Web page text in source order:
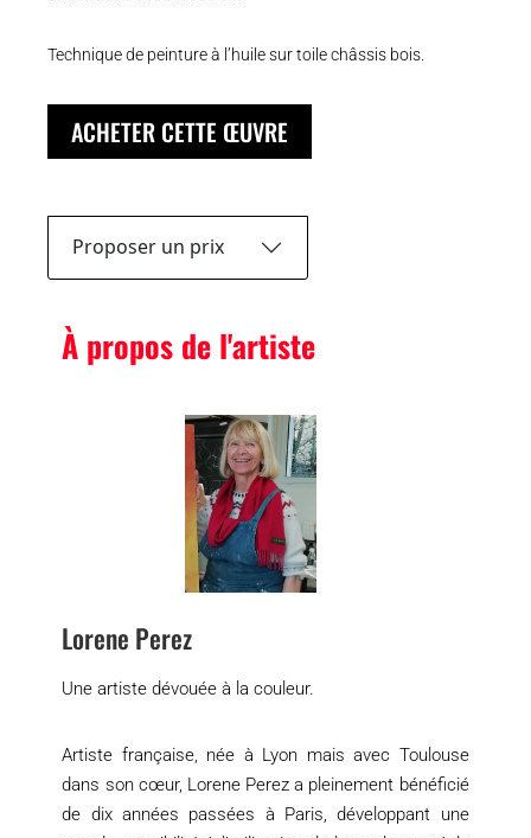
Technique de peinture à l’huile sur toile châssis bois.
ACHETER CETTE ŒUVRE
Proposer un prix
À propos de l'artiste
Lorene Perez
Une artiste dévouée à la couleur.
Artiste française, née à Lyon mais avec Toulouse
dans son cœur, Lorene Perez a pleinement bénéficié
de dix années passées à Paris, développant une